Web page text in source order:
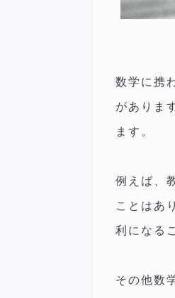
数学に携
がありま
ます。
例えば、
ことはあ
利になる
その他数